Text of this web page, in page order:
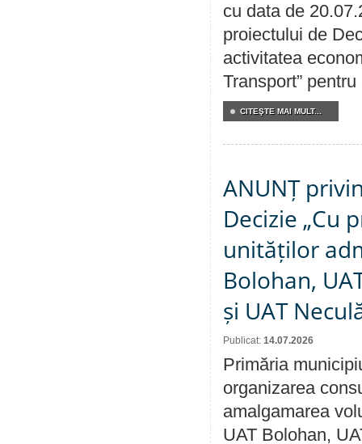
cu data de
proiectului de
activitatea
Transport” pentru
CITEŞTE MAI MULT...
ANUNȚ
Decizie „Cu
unităților
Bolohan,
și UAT
Publicat: 14.07.2026
Primăria
organizarea
amalgamarea
UAT Bolohan,